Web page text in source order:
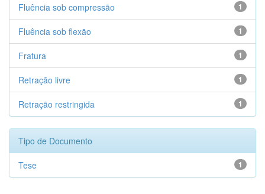
1
Fluência sob compressão
1
Fluência sob flexão
1
Fratura
1
Retração livre
1
Retração restringida
Tipo de Documento
1
Tese